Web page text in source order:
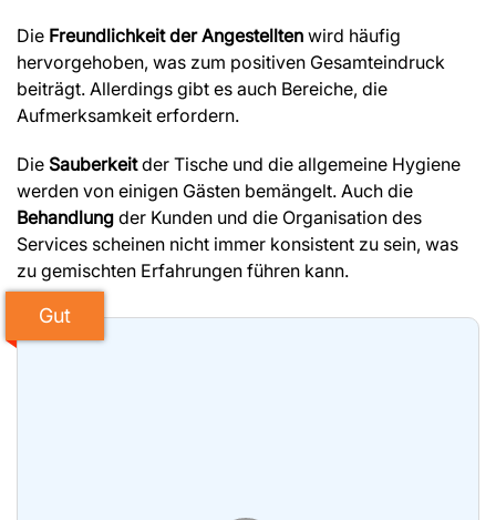
Die Freundlichkeit der Angestellten wird häufig
hervorgehoben, was zum positiven Gesamteindruck
beiträgt. Allerdings gibt es auch Bereiche, die
Aufmerksamkeit erfordern.
Die Sauberkeitder Tische und die allgemeine Hygiene
werden von einigen Gästen bemängelt. Auch die
Behandlung der Kunden und die Organisation des
Services scheinen nicht immer konsistent zu sein, was
zu gemischten Erfahrungen führen kann.
Gut